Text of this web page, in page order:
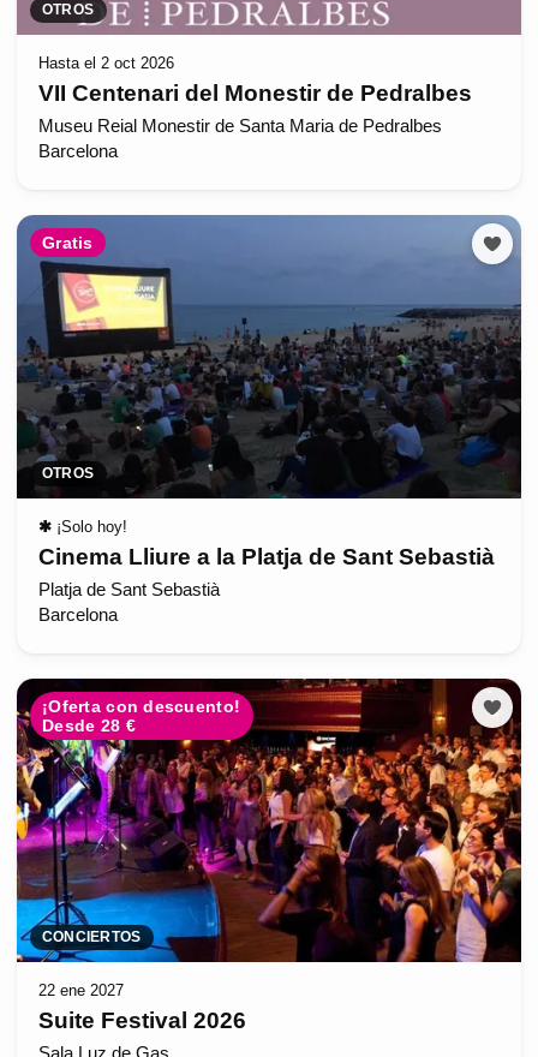
OTROS
Hasta el 2 oct 2026
VII Centenari del Monestir de Pedralbes
Museu Reial Monestir de Santa Maria de Pedralbes
Barcelona
Gratis
OTROS
✱ ¡Solo hoy!
Cinema Lliure a la Platja de Sant Sebastià
Platja de Sant Sebastià
Barcelona
¡Oferta con descuento!
Desde 28 €
CONCIERTOS
22 ene 2027
Suite Festival 2026